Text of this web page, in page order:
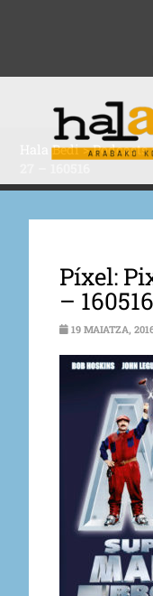
Hala Bedi>Podcasts
Píxel:
– 160516
19 MAIATZA,